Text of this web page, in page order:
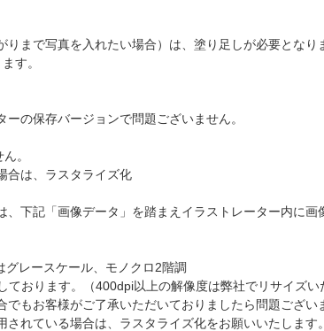
まで写真を入れたい場合）は、塗り足しが必要となり
す。
ーの保存バージョンで問題ございません。
。
合は、ラスタライズ化
、下記「画像データ」を踏まえイラストレーター内に画
グレースケール、モノクロ2階調
ております。（400dpi以上の解像度は弊社でリサイズ
もお客様がご了承いただいておりましたら問題ござい
されている場合は、ラスタライズ化をお願いいたします。